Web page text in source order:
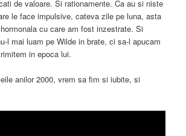
de valoare. Si rationamente. Ca au si niste
le face impulsive, cateva zile pe luna, asta
cu care am fost inzestrate. Si
l mai luam pe Wilde in brate, ci sa-l apucam
in epoca lui.
anilor 2000, vrem sa fim si iubite, si